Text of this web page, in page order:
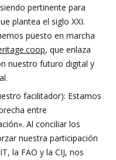
pertinente para
plantea el siglo XXI.
puesto en marcha
, que enlaza
nuestro futuro digital y
facilitador): Estamos
entre
Al conciliar los
nuestra participación
la FAO y la CIJ, nos